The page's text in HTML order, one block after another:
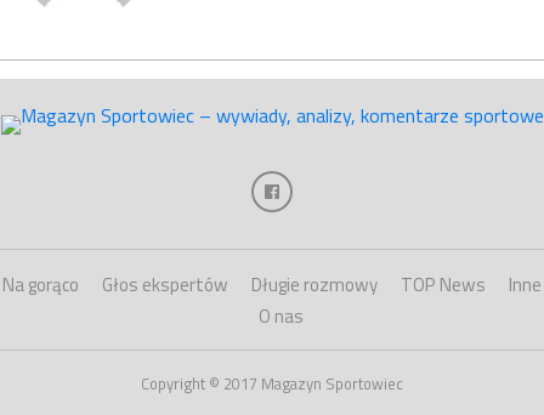
Na gorąco Głos ekspertów Długie rozmowy TOP News
Inne
O nas
Copyright © 2017 Magazyn Sportowiec